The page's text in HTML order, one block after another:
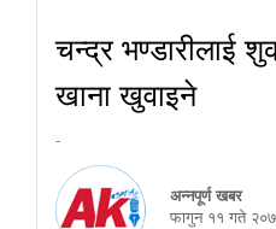
चन्द्र भण्डारीलाई
खाना खुवाइने
-
अन्नपूर्ण खबर
फागुन ११ गते